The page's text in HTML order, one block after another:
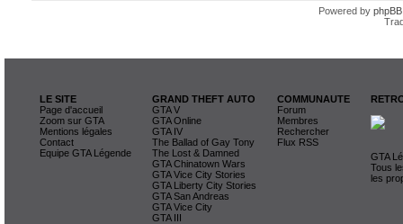
Powered by phpBB
LE SITE
Page d'accueil
Zoom sur GTA
Mentions légales
Contact
Equipe GTA Légende
GRAND THEFT AUTO
GTA V
GTA Online
GTA IV
The Ballad of Gay Tony
The Lost & Damned
GTA Chinatown Wars
GTA Vice City Stories
GTA Liberty City Stories
GTA San Andreas
GTA Vice City
GTA III
COMMUNAUTE
Forum
Membres
Rechercher
Flux RSS
GTA
Tous
les